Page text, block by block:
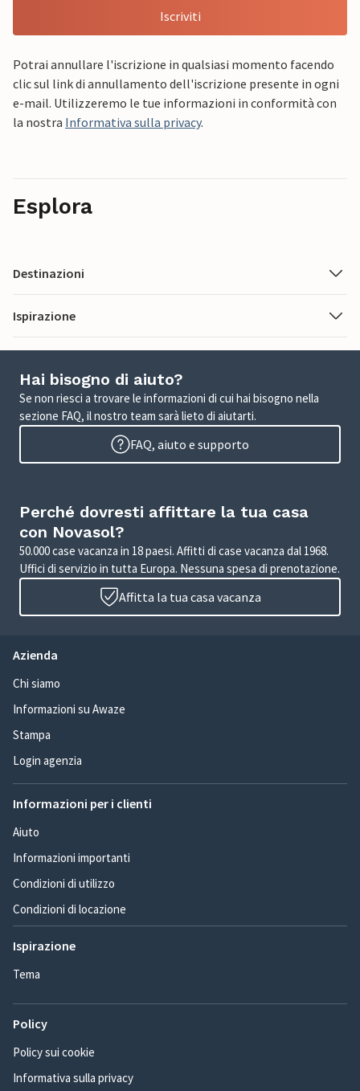
Iscriviti
Potrai annullare l'iscrizione in qualsiasi momento facendo
clic sul link di annullamento dell'iscrizione presente in ogni
e-mail. Utilizzeremo le tue informazioni in conformità con
la nostra Informativa sulla privacy.
Esplora
Destinazioni
Ispirazione
Hai bisogno di aiuto?
Se non riesci a trovare le informazioni di cui hai bisogno nella
sezione FAQ, il nostro team sarà lieto di aiutarti.
FAQ, aiuto e supporto
Perché dovresti affittare la tua casa
con Novasol?
50.000 case vacanza in 18 paesi. Affitti di case vacanza dal 1968.
Uffici di servizio in tutta Europa. Nessuna spesa di prenotazione.
Affitta la tua casa vacanza
Azienda
Chi siamo
Informazioni su Awaze
Stampa
Login agenzia
Informazioni per i clienti
Aiuto
Informazioni importanti
Condizioni di utilizzo
Condizioni di locazione
Ispirazione
Tema
Policy
Policy sui cookie
Informativa sulla privacy